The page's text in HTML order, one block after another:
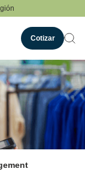
Cotizar